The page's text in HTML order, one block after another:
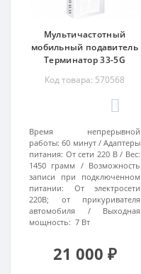
Мультичастотный
мобильный подавитель
Терминатор 33-5G
Код товара: 570568
Время непрерывной
работы: 60 минут
Адаптеры
питания: От сети 220 В
Вес:
1450 грамм
Возможность
записи при подключенном
питании:
От электросети
220В; от прикуривателя
автомобиля
Выходная
мощность: 7 Вт
21 000 ₽